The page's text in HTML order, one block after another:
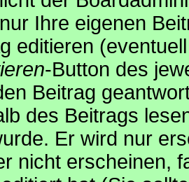
Ihre eigenen
editieren
-Button des
Beitrag
des Beitrags
Er wird nur
nicht erscheinen,